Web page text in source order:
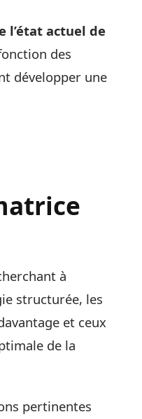
l’état actuel de
des
développer une
à
structurée, les
et ceux
de la
pertinentes